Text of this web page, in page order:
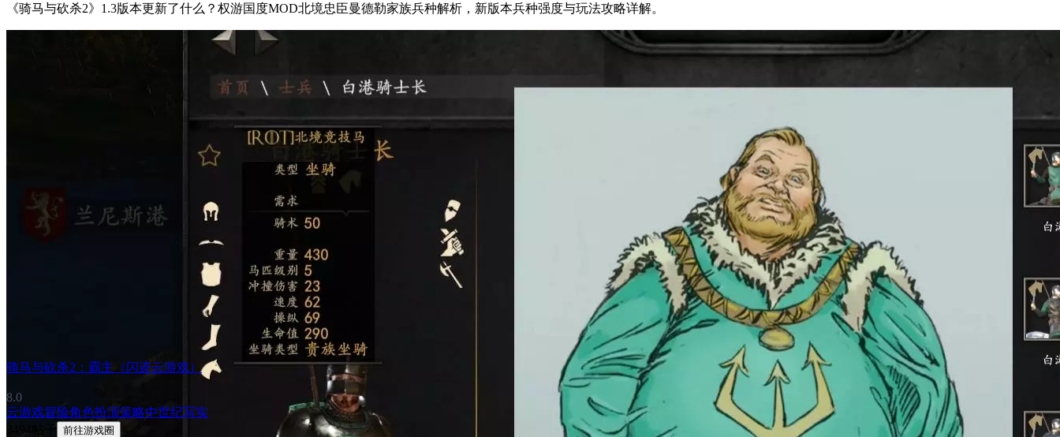
《骑马与砍杀2》1.3版本更新了什么？权游国度MOD北境忠臣曼德勒家族兵种解析，新版本兵种强度与玩法攻略详解。
骑马与砍杀2：霸主（闪迹云游戏）
8.0
云游戏冒险角色扮演策略中世纪写实
前往游戏圈